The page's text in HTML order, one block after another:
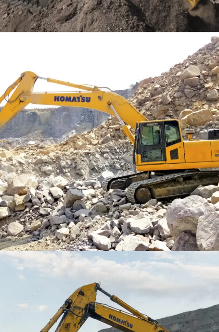
EXCAVATOR TOOLS
KOMATSU PC300SE-8M0
Find Out More